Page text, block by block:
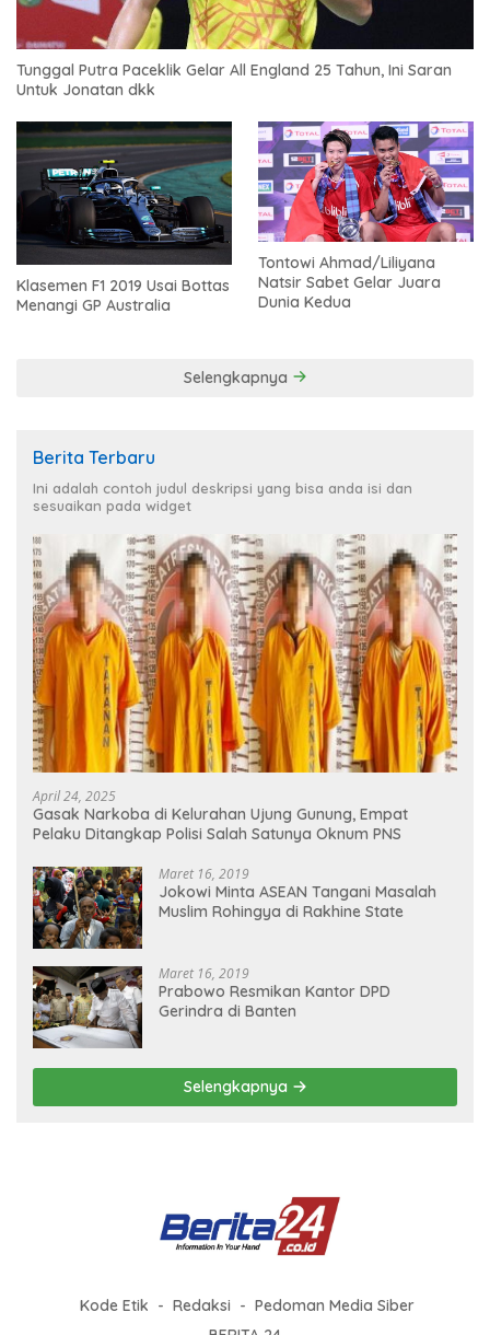
Tunggal Putra Paceklik Gelar All England 25 Tahun, Ini Saran
Untuk Jonatan dkk
Klasemen F1 2019 Usai Bottas
Menangi GP Australia
Tontowi Ahmad/Liliyana
Natsir Sabet Gelar Juara
Dunia Kedua
Selengkapnya
Berita Terbaru
Ini adalah contoh judul deskripsi yang bisa anda isi dan
sesuaikan pada widget
April 24, 2025
Gasak Narkoba di Kelurahan Ujung Gunung, Empat
Pelaku Ditangkap Polisi Salah Satunya Oknum PNS
Maret 16, 2019
Jokowi Minta ASEAN Tangani Masalah
Muslim Rohingya di Rakhine State
Maret 16, 2019
Prabowo Resmikan Kantor DPD
Gerindra di Banten
Selengkapnya
Kode Etik Redaksi
Pedoman Media Siber